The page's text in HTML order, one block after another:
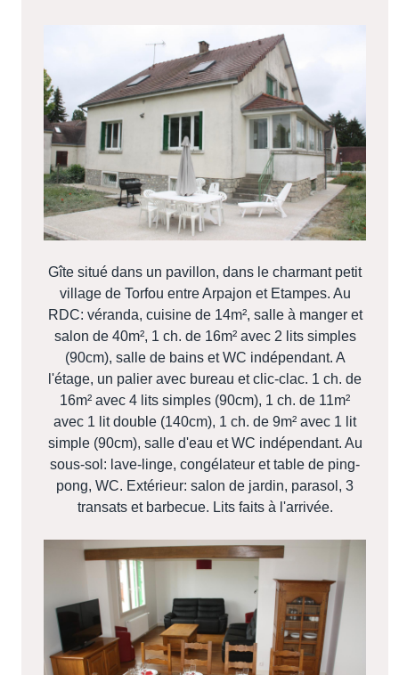
Gîte situé dans un pavillon, dans le charmant petit
village de Torfou entre Arpajon et Etampes. Au
RDC: véranda, cuisine de 14m², salle à manger et
salon de 40m², 1 ch. de 16m² avec 2 lits simples
(90cm), salle de bains et WC indépendant. A
l'étage, un palier avec bureau et clic-clac. 1 ch. de
16m² avec 4 lits simples (90cm), 1 ch. de 11m²
avec 1 lit double (140cm), 1 ch. de 9m² avec 1 lit
simple (90cm), salle d'eau et WC indépendant. Au
sous-sol: lave-linge, congélateur et table de ping-
pong, WC. Extérieur: salon de jardin, parasol, 3
transats et barbecue. Lits faits à l'arrivée.